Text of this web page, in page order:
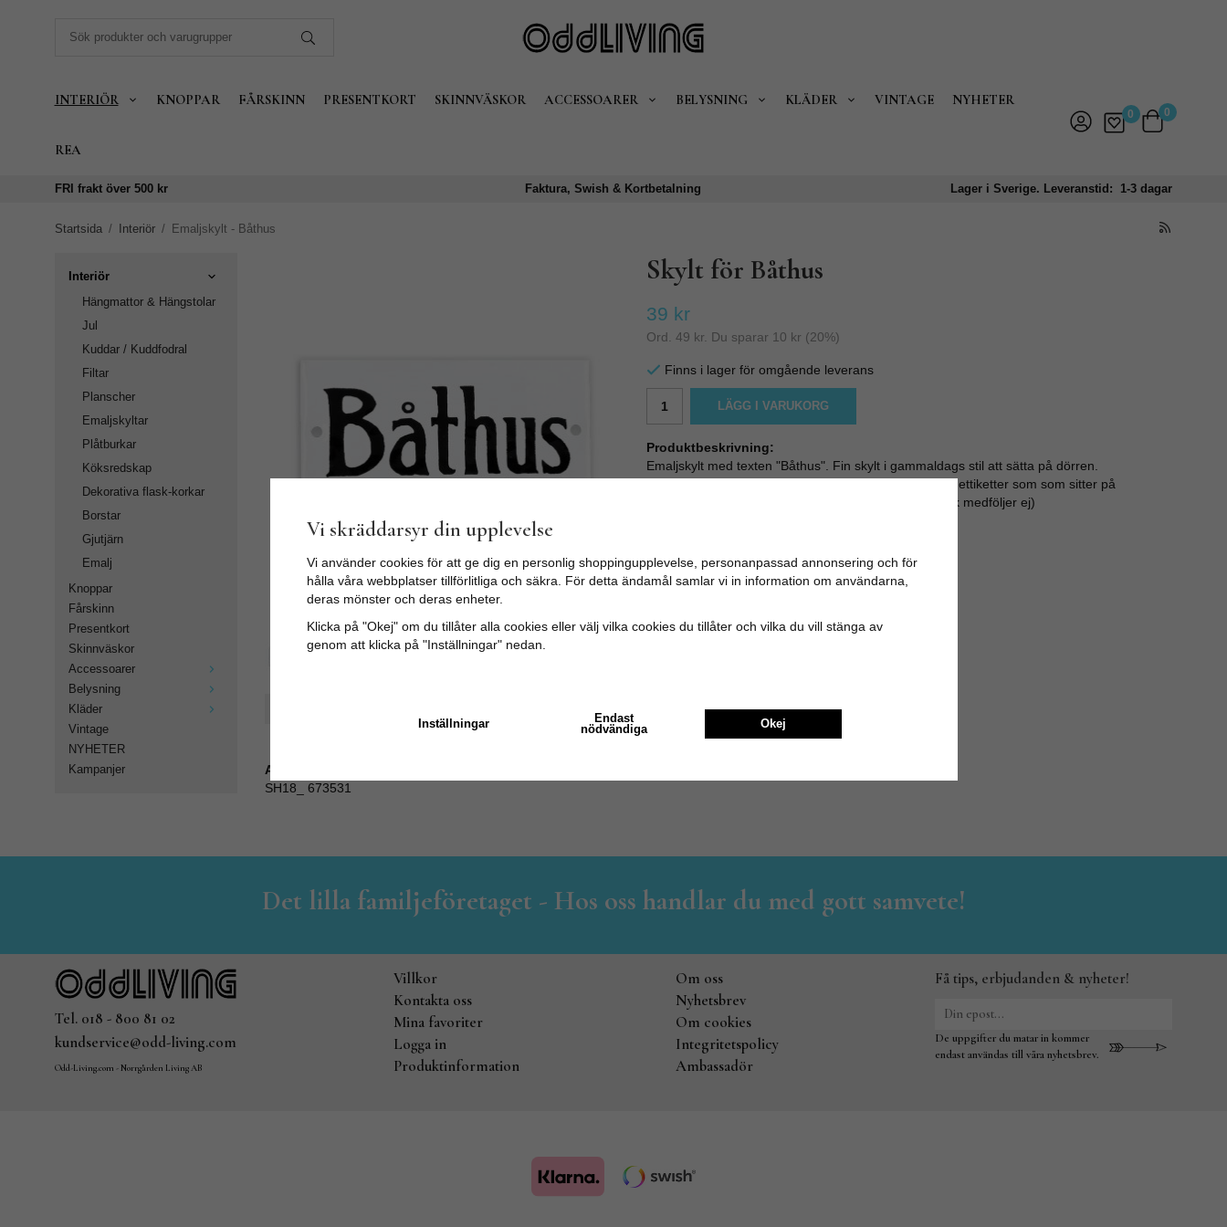
INTERIÖR KNOPPAR FÅRSKINN PRESENTKORT SKINNVÄSKOR ACCESSOARER BELYSNING KLÄDER VINTAGE NYHETER
REA
0 0
FRI frakt över 500 kr Faktura, Swish & Kortbetalning Lager i Sverige. Leveranstid: 1-3 dagar
Startsida / Interiör / Emaljskylt - Båthus
Interiör
Hängmattor & Hängstolar
Jul
Kuddar / Kuddfodral
Filtar
Planscher
Emaljskyltar
Plåtburkar
Köksredskap
Dekorativa flask-korkar
Borstar
Gjutjärn
Emalj
Knoppar
Fårskinn
Presentkort
Skinnväskor
Accessoarer
Belysning
Kläder
Vintage
NYHETER
Kampanjer
Skylt för Båthus
39 kr
Ord. 49 kr. Du sparar 10 kr (20%)
Finns i lager för omgående leverans
LÄGG I VARUKORG
Produktbeskrivning:
Emaljskylt med texten "Båthus". Fin skylt i gammaldags stil att sätta på dörren.
Skylten kan hängas på två sätt - Med dubbelhäftande ettiketter som som sitter på
baksidan, eller med spik / skruv i hålen i sidorna. (Spik medföljer ej)
Artikelnummer:
SH18_ 673531
Det lilla familjeföretaget - Hos oss handlar du med gott samvete!
Tel. 018 - 800 81 02
kundservice@odd-living.com
Odd-Living.com - Norrgården Living AB
Villkor
Kontakta oss
Mina favoriter
Logga in
Produktinformation
Om oss
Nyhetsbrev
Om cookies
Integritetspolicy
Ambassadör
Få tips, erbjudanden & nyheter!
De uppgifter du matar in kommer
endast användas till våra nyhetsbrev.
Vi skräddarsyr din upplevelse
Vi använder cookies för att ge dig en personlig shoppingupplevelse, personanpassad annonsering och för
hålla våra webbplatser tillförlitliga och säkra. För detta ändamål samlar vi in information om användarna,
deras mönster och deras enheter.
Klicka på "Okej" om du tillåter alla cookies eller välj vilka cookies du tillåter och vilka du vill stänga av
genom att klicka på "Inställningar" nedan.
Inställningar
Endast
nödvändiga
Okej